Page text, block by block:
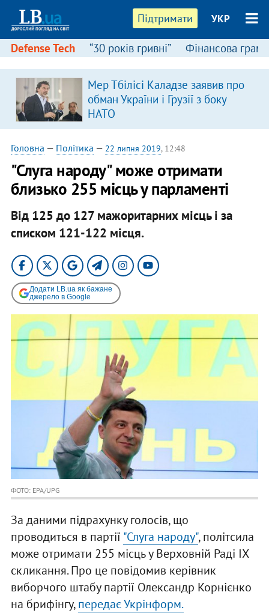
Підтримати УКР
Defense Tech “30 років гривні” Фінансова
Мер Тбілісі Каладзе заявив про
обман України і Грузії з боку
НАТО
Головна — Політика — 22 липня 2019, 12:48
"Слуга народу" може отримати
близько 255 місць у парламенті
Від 125 до 127 мажоритарних місць і за
списком 121-122 місця.
Додати LB.ua як бажане
джерело в Google
ФОТО: EPA/UPG
За даними підрахунку голосів, що
проводиться в партії "Слуга народу", політсила
може отримати 255 місць у Верховній Раді ІХ
скликання. Про це повідомив керівник
виборчого штабу партії Олександр Корнієнко
на брифінгу,передає Укрінформ.